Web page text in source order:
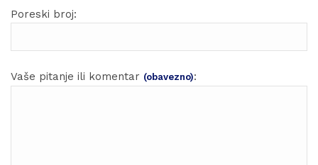
Poreski broj:
Vaše pitanje ili komentar (obavezno):